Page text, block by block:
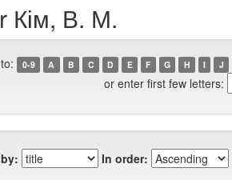
Кім, В. М.
0-9 A B C D E F G H I J
or enter first few letters:
In order: